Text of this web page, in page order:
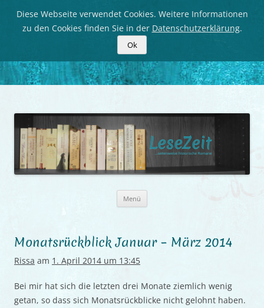
LeseZeit
Menü
Monatsrückblick Januar – März 2014
Rissa am 1. April 2014 um 13:45
Bei mir hat sich die letzten drei Monate ziemlich wenig
getan, so dass sich Monatsrückblicke nicht gelohnt haben.
Diese Webseite verwendet Cookies. Weitere Informationen
zu den Cookies finden Sie in der Datenschutzerklärung.
Ok